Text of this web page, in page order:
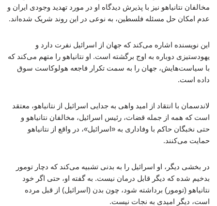
مخالفان نتانیاهو نیز با پذیرش دیدگاه او در مورد تهدید وجودی ایران و
عدم امکان حل مسئله فلسطین، به نوعی در این روند شریک شده‌اند.
این نویسنده اشاره می‌کند که جهان از اسرائیل نفرت دارد و
یهودستیزی دوباره به اوج برگشته است. او نتانیاهو را متهم می‌کند که
با سیاست‌هایش، جهان را به سمت تکرار فاجعه هولوکاست سوق
داده است.
لاندسمان با انتقاد از امید واهی به جدایی اسرائیل از نتانیاهو، معتقد
است که همه از جمله قضات، رئیس‌ اسرائیل، مخالفان نتانیاهو و
حتی نخبگان حاکم با وفاداری به «اسرائیل»، در واقع از نتانیاهو
حمایت می‌کنند.
در بخشی دیگر، او اسرائیل را به بدنی تشبیه می‌کند که دچار تومور
بدخیم شده که دیگر قابل درمان نیست. به گفته او، حتی اگر خود
نتانیاهو (تومور) برداشته شود، چون بدن (اسرائیل) از قبل مرده
است، دیگر امیدی به نجات نیست.